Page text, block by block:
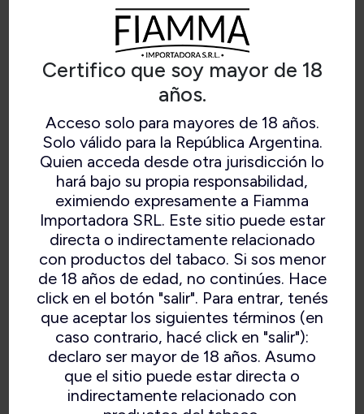
Certifico que soy mayor de 18
años.
Acceso solo para mayores de 18 años.
Solo válido para la República Argentina.
Quien acceda desde otra jurisdicción lo
hará bajo su propia responsabilidad,
eximiendo expresamente a Fiamma
Importadora SRL. Este sitio puede estar
directa o indirectamente relacionado
con productos del tabaco. Si sos menor
de 18 años de edad, no continúes. Hace
click en el botón "salir". Para entrar, tenés
que aceptar los siguientes términos (en
caso contrario, hacé click en "salir"):
declaro ser mayor de 18 años. Asumo
que el sitio puede estar directa o
indirectamente relacionado con